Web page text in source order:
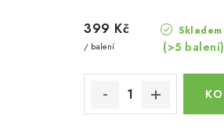
Skladem
(>5 balení)
399 Kč
/ balení